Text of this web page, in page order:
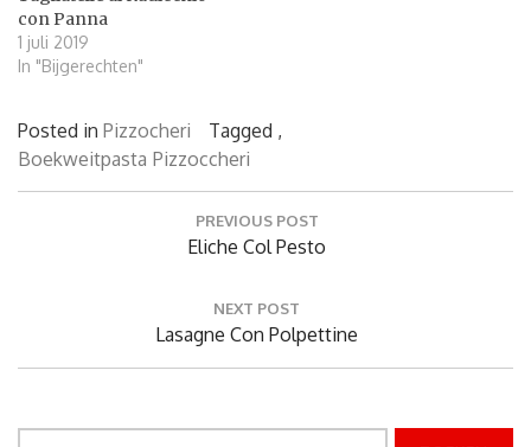
con Panna
1 juli 2019
In "Bijgerechten"
Posted in Pizzocheri
Tagged ,
Boekweitpasta Pizzoccheri
PREVIOUS POST
Previous
Eliche Col Pesto
NEXT POST
Next
Post:
Lasagne Con Polpettine